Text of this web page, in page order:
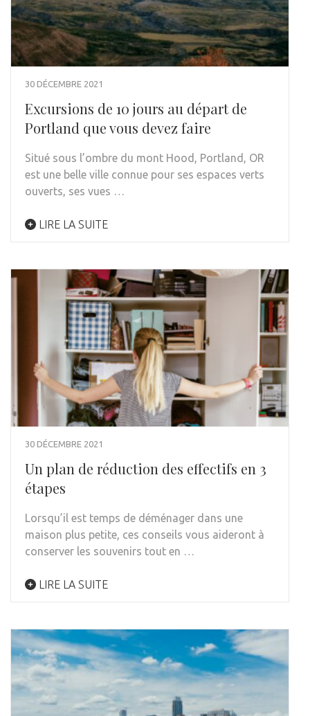
30 DÉCEMBRE 2021
Excursions de 10 jours au départ de
Portland que vous devez faire
Situé sous l’ombre du mont Hood, Portland, OR
est une belle ville connue pour ses espaces verts
ouverts, ses vues …
LIRE LA SUITE
30 DÉCEMBRE 2021
Un plan de réduction des effectifs en 3
étapes
Lorsqu’il est temps de déménager dans une
maison plus petite, ces conseils vous aideront à
conserver les souvenirs tout en …
LIRE LA SUITE